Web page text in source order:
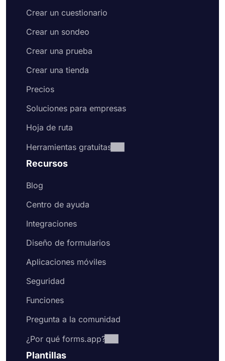
Crear un cuestionario
Crear un sondeo
Crear una prueba
Crear una tienda
Precios
Soluciones para empresas
Hoja de ruta
Herramientas gratuitas
Recursos
Blog
Centro de ayuda
Integraciones
Diseño de formularios
Aplicaciones móviles
Seguridad
Funciones
Pregunta a la comunidad
¿Por qué forms.app?
Plantillas